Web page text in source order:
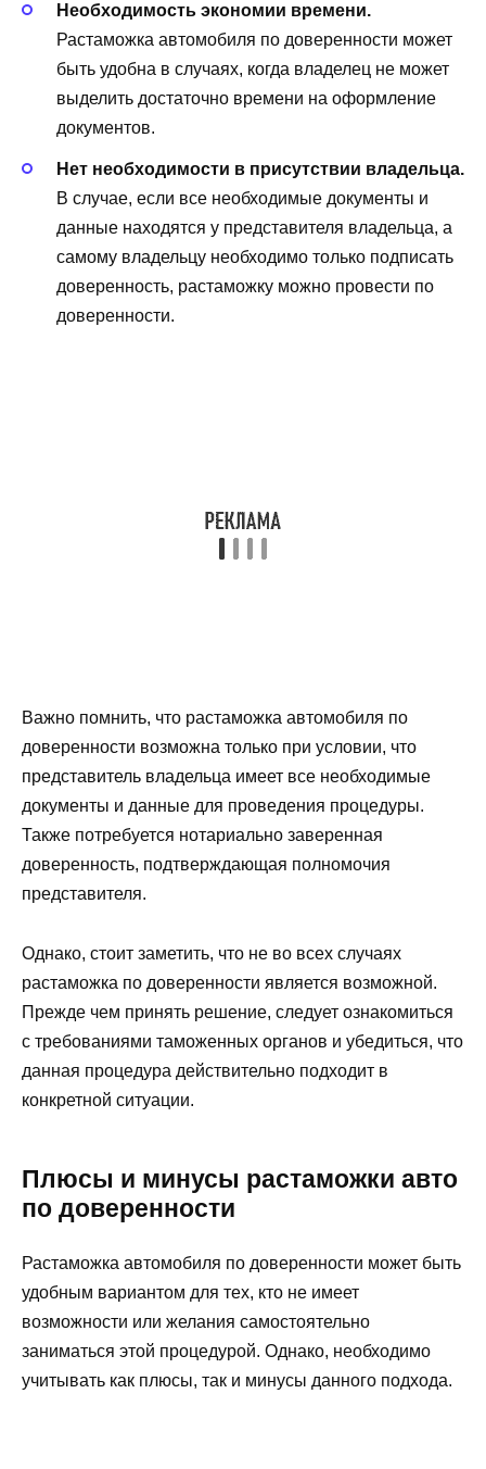
Необходимость экономии времени.
Растаможка автомобиля по доверенности может
быть удобна в случаях, когда владелец не может
выделить достаточно времени на оформление
документов.
Нет необходимости в присутствии владельца.
В случае, если все необходимые документы и
данные находятся у представителя владельца, а
самому владельцу необходимо только подписать
доверенность, растаможку можно провести по
доверенности.
Важно помнить, что растаможка автомобиля по
доверенности возможна только при условии, что
представитель владельца имеет все необходимые
документы и данные для проведения процедуры.
Также потребуется нотариально заверенная
доверенность, подтверждающая полномочия
представителя.
Однако, стоит заметить, что не во всех случаях
растаможка по доверенности является возможной.
Прежде чем принять решение, следует ознакомиться
с требованиями таможенных органов и убедиться, что
данная процедура действительно подходит в
конкретной ситуации.
Плюсы и минусы растаможки авто
по доверенности
Растаможка автомобиля по доверенности может быть
удобным вариантом для тех, кто не имеет
возможности или желания самостоятельно
заниматься этой процедурой. Однако, необходимо
учитывать как плюсы, так и минусы данного подхода.